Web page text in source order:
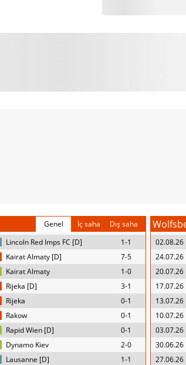
Genel İç saha
Dış saha
Lincoln Red Imps FC [D]
1-1
Kairat Almaty [D]
7-5
Kairat Almaty
1-0
Rijeka [D]
3-1
Rijeka
0-1
Rakow
0-1
Rapid Wien [D]
0-1
Dynamo Kiev
2-0
Lausanne [D]
1-1
02.08.26
24.07.26
20.07.26
17.07.26
13.07.26
10.07.26
03.07.26
30.06.26
27.06.26